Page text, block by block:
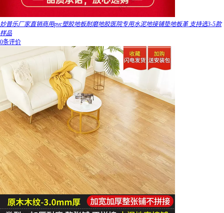
妙普乐厂家直销商用pvc塑胶地板耐磨地胶医院专用水泥地接铺垫地板革 支持选3-5款
样品
0条评价